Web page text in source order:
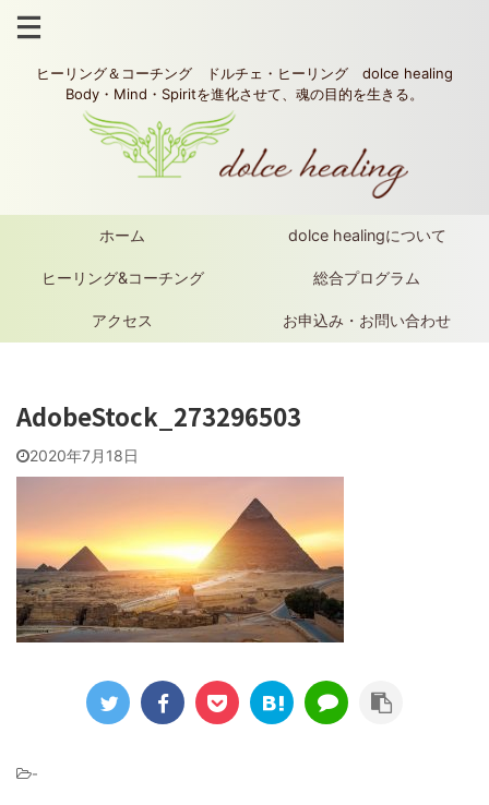
ヒーリング＆コーチング ドルチェ・ヒーリング dolce healing
Body・Mind・Spiritを進化させて、魂の目的を生きる。
ホーム dolce healingについて
ヒーリング&コーチング 総合プログラム
アクセス お申込み・お問い合わせ
AdobeStock_273296503
2020年7月18日
-